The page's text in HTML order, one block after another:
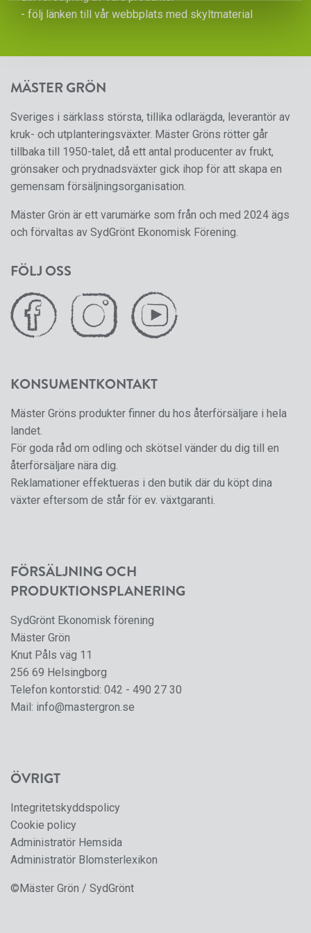
- följ länken till vår webbplats med skyltmaterial
MÄSTER GRÖN
Sveriges i särklass största, tillika odlarägda, leverantör av
kruk- och utplanteringsväxter. Mäster Gröns rötter går
tillbaka till 1950-talet, då ett antal producenter av frukt,
grönsaker och prydnadsväxter gick ihop för att skapa en
gemensam försäljningsorganisation.
Mäster Grön är ett varumärke som från och med 2024 ägs
och förvaltas av SydGrönt Ekonomisk Förening.
FÖLJ OSS
KONSUMENTKONTAKT
Mäster Gröns produkter finner du hos återförsäljare i hela
landet.
För goda råd om odling och skötsel vänder du dig till en
återförsäljare nära dig.
Reklamationer effektueras i den butik där du köpt dina
växter eftersom de står för ev. växtgaranti.
FÖRSÄLJNING OCH
PRODUKTIONSPLANERING
SydGrönt Ekonomisk förening
Mäster Grön
Knut Påls väg 11
256 69 Helsingborg
Telefon kontorstid: 042 - 490 27 30
Mail: info@mastergron.se
ÖVRIGT
Integritetskyddspolicy
Cookie policy
Administratör Hemsida
Administratör Blomsterlexikon
©Mäster Grön / SydGrönt